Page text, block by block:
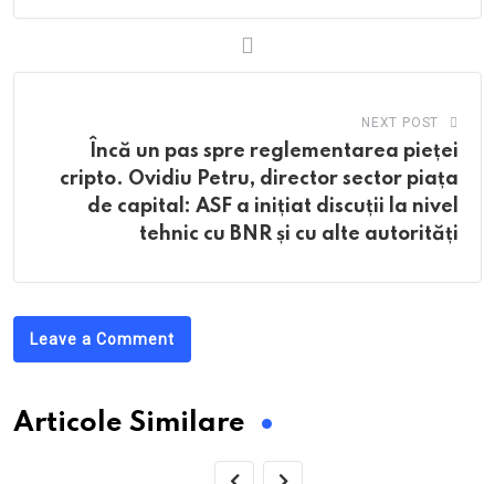
NEXT POST
Încă un pas spre reglementarea pieței
cripto. Ovidiu Petru, director sector piața
de capital: ASF a inițiat discuții la nivel
tehnic cu BNR și cu alte autorități
Leave a Comment
Articole Similare